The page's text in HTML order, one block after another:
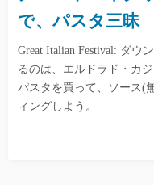
で、パスタ三昧
Great Italian Festival: ダウ
るのは、エルドラド・カ
パスタを買って、ソース(
ィングしよう。